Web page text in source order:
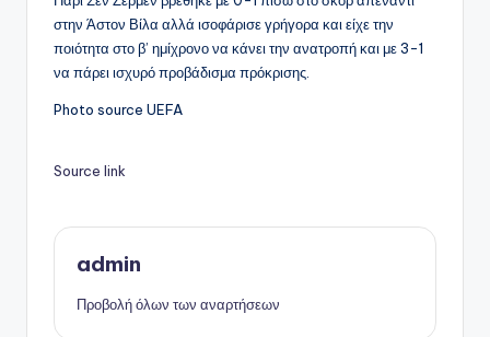
στην Άστον Βίλα αλλά ισοφάρισε γρήγορα και είχε την
ποιότητα στο β’ ημίχρονο να κάνει την ανατροπή και με 3-1
να πάρει ισχυρό προβάδισμα πρόκρισης.
Photo source UEFA
Source link
admin
Προβολή όλων των αναρτήσεων